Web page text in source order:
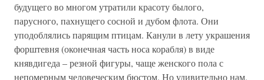
будущего во многом утратили красоту былого,
парусного, пахнущего сосной и дубом флота. Они
уподоблялись парящим птицам. Канули в лету украшения
форштевня (оконечная часть носа корабля) в виде
княвдигеда – резной фигуры, чаще женского пола с
непомерным человеческим бюстом. Но удивительно нам,